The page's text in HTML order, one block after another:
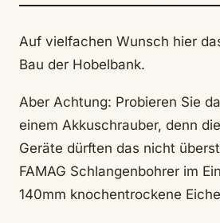
Auf vielfachen Wunsch hier
Bau der Hobelbank.
Aber Achtung: Probieren Sie
einem Akkuschrauber, denn
Geräte dürften das nicht
FAMAG Schlangenbohrer im
140mm knochentrockene